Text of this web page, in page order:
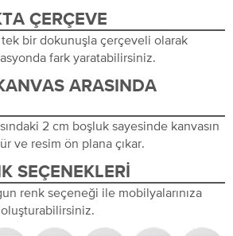
ÇERÇEVE
tek bir dokunuşla çerçeveli olarak
fark yaratabilirsiniz.
ARASINDA
2 cm boşluk sayesinde kanvasın
ve resim ön plana çıkar.
SEÇENEKLERI
renk seçeneği ile mobilyalarınıza